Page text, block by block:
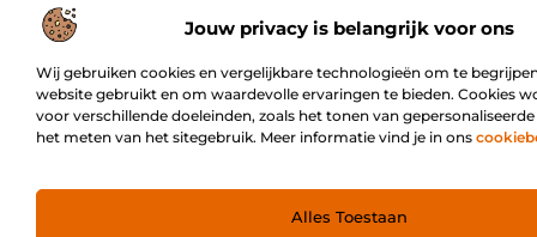
Jouw privacy is belangrijk voor ons
Wij gebruiken cookies en vergelijkbare technologieën om te
website gebruikt en om waardevolle ervaringen te bieden. Cookies
voor verschillende doeleinden, zoals het tonen van
het meten van het sitegebruik. Meer informatie vind je in ons
Alles Toestaan